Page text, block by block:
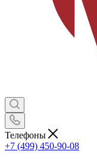
Телефоны
+7 (499) 450-90-08